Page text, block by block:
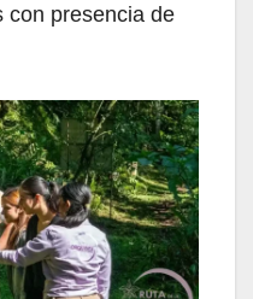
con presencia de